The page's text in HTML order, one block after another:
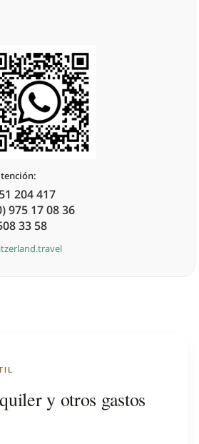
204 417
975 17 08 36
33 58
y otros gastos